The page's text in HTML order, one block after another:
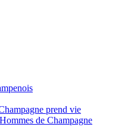
prend vie
de Champagne